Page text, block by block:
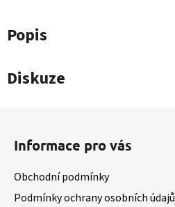
Popis
Diskuze
Informace pro vás
Obchodní podmínky
Podmínky ochrany osobních údajů